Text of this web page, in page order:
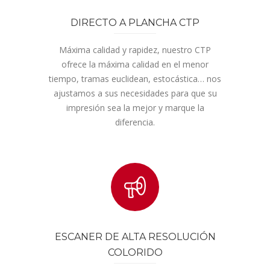
DIRECTO A PLANCHA CTP
Máxima calidad y rapidez, nuestro CTP
ofrece la máxima calidad en el menor
tiempo, tramas euclidean, estocástica… nos
ajustamos a sus necesidades para que su
impresión sea la mejor y marque la
diferencia.
ESCANER DE ALTA RESOLUCIÓN
COLORIDO